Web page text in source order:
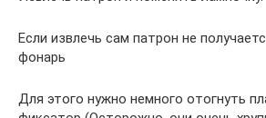
Если извлечь сам патрон не
фонарь
Для этого нужно немного отогнуть